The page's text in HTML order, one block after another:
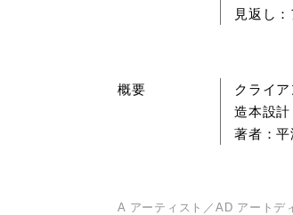
見返し
概要
クライ
造本設
著者：
A アーティスト／AD アートデ